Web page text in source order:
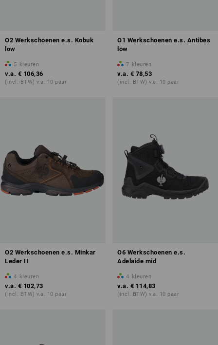
O2 Werkschoenen e.s. Kobuk
low
5 kleuren
v.a. € 106,36
(incl. BTW) v.a. 10 paar
O1 Werkschoenen e.s. Antibes
low
7 kleuren
v.a. € 78,53
(incl. BTW) v.a. 10 paar
O2 Werkschoenen e.s. Minkar
Leder II
4 kleuren
v.a. € 102,73
(incl. BTW) v.a. 10 paar
O6 Werkschoenen e.s.
Adelaide mid
4 kleuren
v.a. € 114,83
(incl. BTW) v.a. 10 paar